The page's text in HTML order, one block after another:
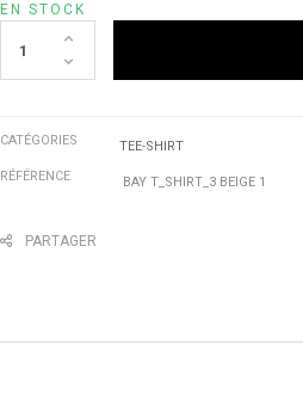
EN STOCK
CATÉGORIES
TEE-SHIRT
RÉFÉRENCE
BAY T_SHIRT_3 BEIGE 1
PARTAGER